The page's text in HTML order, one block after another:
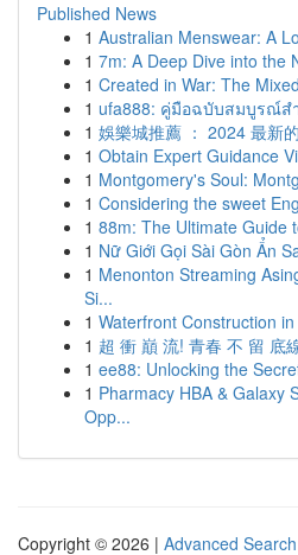
Published News
1 Australian Menswear: A
1 7m: A Deep Dive into the
1 Created in War: The
1 ufa888: คู่มือฉบับสมบูรณ์ส
1 娛樂城推薦 ： 2024 最新
1 Obtain Expert Guidance
1 Montgomery's Soul:
1 Considering the sweet
1 88m: The Ultimate Guide
1 Nữ Giới Gọi Sài Gòn Ẩn
1 Menonton Streaming
Si...
1 Waterfront Construction
1 超 衝 巔 流! 青春 不 留 底
1 ee88: Unlocking the
1 Pharmacy HBA & Galaxy
Opp...
Copyright © 2026 | Advanced Search